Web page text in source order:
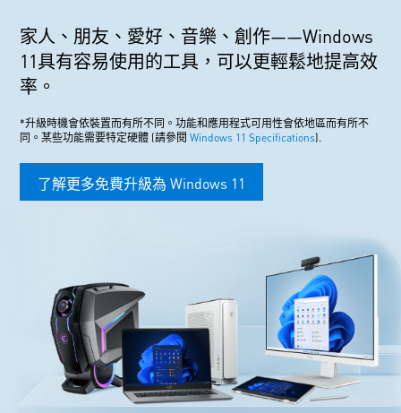
家人、朋友、愛好、音樂、創作——Windows
11具有容易使用的工具，可以更輕鬆地提高效
率。
*升級時機會依裝置而有所不同。功能和應用程式可用性會依地區而有所不
同。某些功能需要特定硬體 (請參閱Windows 11 Specifications).
了解更多免費升級為 Windows 11